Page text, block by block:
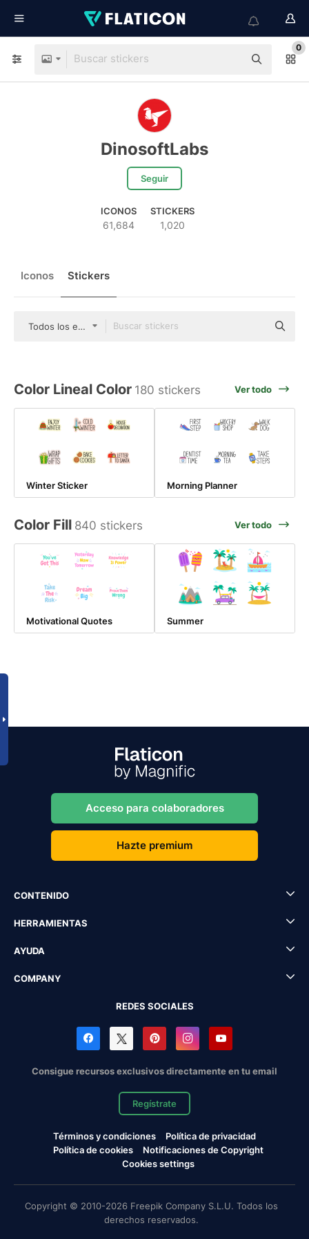
0
DinosoftLabs
Seguir
ICONOS
61,684
STICKERS
1,020
Iconos Stickers
Todos los estilos
Color Lineal Color 180 stickers Ver todo
Winter Sticker Morning Planner
Color Fill 840 stickers Ver todo
Motivational Quotes Summer
Acceso para colaboradores
Hazte premium
CONTENIDO
HERRAMIENTAS
AYUDA
COMPANY
REDES SOCIALES
Consigue recursos exclusivos directamente en tu email
Regístrate
Términos y condiciones
Política de privacidad
Política de cookies
Notificaciones de Copyright
Cookies settings
Copyright © 2010-2026 Freepik Company S.L.U. Todos los
derechos reservados.